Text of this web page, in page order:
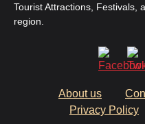
Tourist Attractions, Festivals,
region.
About us
Privacy Policy